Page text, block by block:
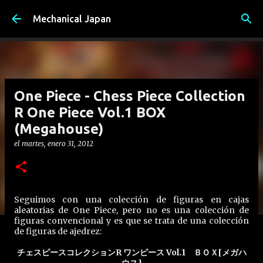
Ir al contenido principal
Mechanical Japan
One Piece - Chess Piece Collection
R One Piece Vol.1 BOX
(Megahouse)
el martes, enero 31, 2012
Seguimos con una colección de figuras en cajas
aleatorias de One Piece, pero no es una colección de
figuras convencional y es que se trata de una colección
de figuras de ajedrez:
チェスピースコレクションR ワンピース Vol.1 ＢＯＸ[メガハ